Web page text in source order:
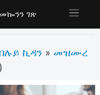
ገጽ
ኪዳን » መዝሙረ